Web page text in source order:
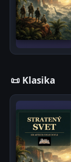
📜 Klasika